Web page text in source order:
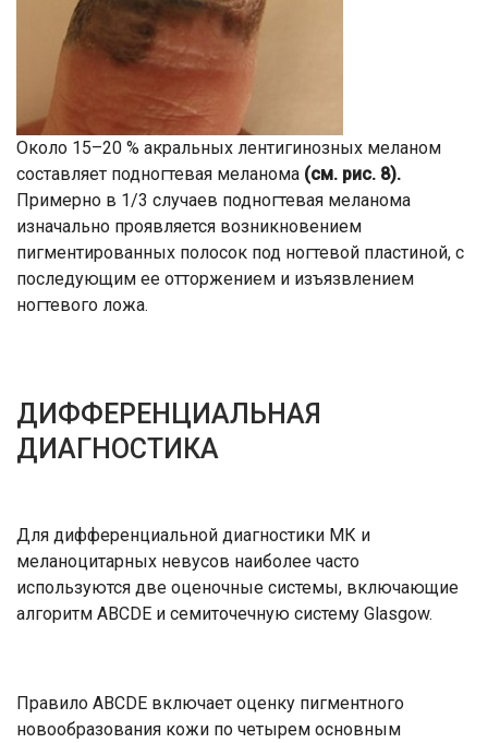
Около 15–20 % акральных лентигинозных меланом
составляет подногтевая меланома (см. рис. 8).
Примерно в 1/3 случаев подногтевая меланома
изначально проявляется возникновением
пигментированных полосок под ногтевой пластиной, с
последующим ее отторжением и изъязвлением
ногтевого ложа.
ДИФФЕРЕНЦИАЛЬНАЯ
ДИАГНОСТИКА
Для дифференциальной диагностики МК и
меланоцитарных невусов наиболее часто
используются две оценочные системы, включающие
алгоритм ABCDE и семиточечную систему Glasgow.
Правило АВСDЕ включает оценку пигментного
новообразования кожи по четырем основным